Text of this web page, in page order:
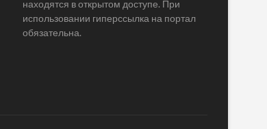
находятся в открытом доступе. При
использовании гиперссылка на портал
обязательна.